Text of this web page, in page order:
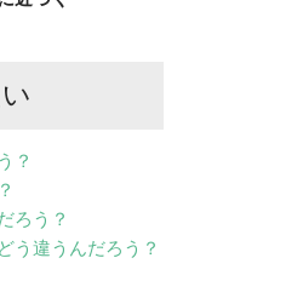
？
ろう？
う違うんだろう？